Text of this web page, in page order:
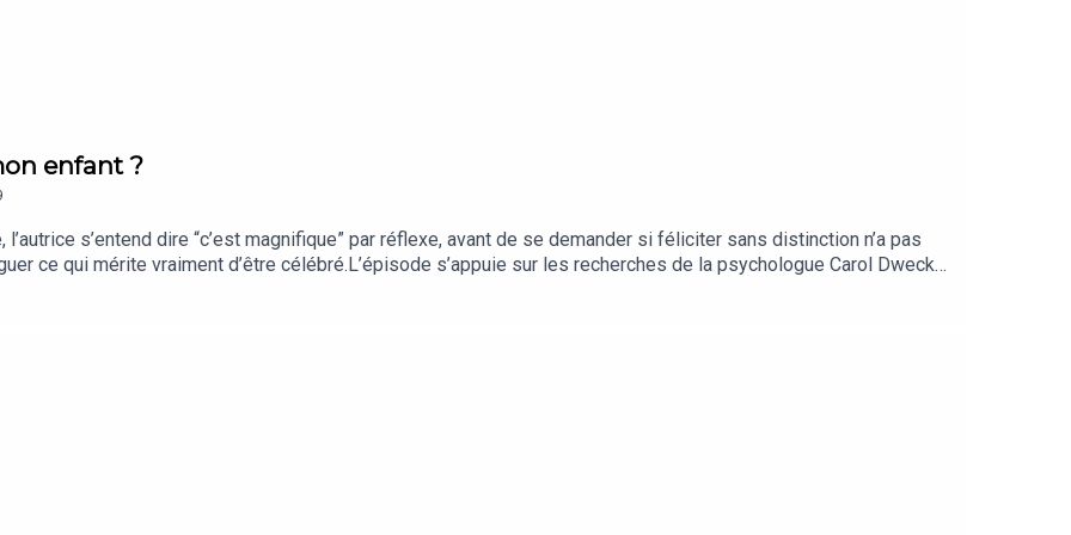
pas résolu, mais exploré à fond.
ça ne se gaspille pas.
enfant ?
s’entend dire “c’est magnifique” par réflexe, avant de se demander si féliciter sans distinction n’a pas
ce qui mérite vraiment d’être célébré.L’épisode s’appuie sur les recherches de la psychologue Carol Dweck
expliquer pourquoi féliciter les capacités plutôt que les efforts peut fragiliser un enfant face à la difficulté,
de féliciter moins mais avec plus de précision.Sources : L'étude de Claudia M. Mueller et Carol S.
Mindset : The New Psychology of Success, publié chez Random House en 2006.